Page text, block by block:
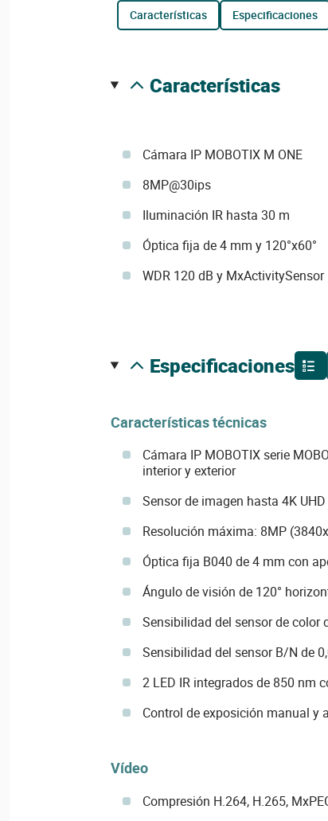
características especificaciones
características
Cámara IP MOBOTIX M ONE
8MP@30ips
Iluminación IR hasta 30 m
Óptica fija de 4 mm y 120°x60°
WDR 120 dB y MxActivitySensor
especificaciones
Características técnicas
Cámara IP MOBOTIX serie
interior y exterior
Sensor de imagen hasta 4K
Resolución máxima: 8MP
Óptica fija B040 de 4 mm con
Ángulo de visión de 120°
Sensibilidad del sensor de color
Sensibilidad del sensor B/N de
2 LED IR integrados de 850 nm
Control de exposición manual y
Vídeo
Compresión H.264, H.265,